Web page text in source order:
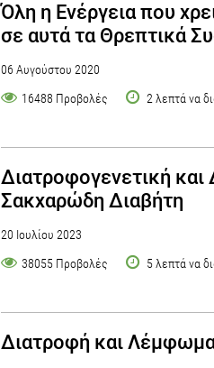
Όλη η Ενέργεια που
σε αυτά τα Θρεπτικά
06 Αυγούστου 2020
16488 Προβολές
2 λεπτά να
Διατροφογενετική
Σακχαρώδη Διαβήτη
20 Ιουλίου 2023
38055 Προβολές
5 λεπτά να
Διατροφή και